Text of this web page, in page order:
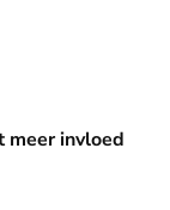
op je leven dan je
meer invloed